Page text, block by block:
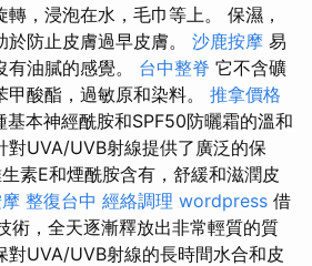
，浸泡在水，毛巾等上。 保濕，
防止皮膚過早皮膚。 沙鹿按摩 易
油膩的感覺。 台中整脊 它不含礦
酸酯，過敏原和染料。 推拿價格
基本神經酰胺和SPF50防曬霜的溫和
對UVA/UVB射線提供了廣泛的保
素E和煙酰胺含有，舒緩和滋潤皮
整復台中 經絡調理 wordpress 借
術，全天逐漸釋放出非常輕質的質
對UVA/UVB射線的長時間水合和皮